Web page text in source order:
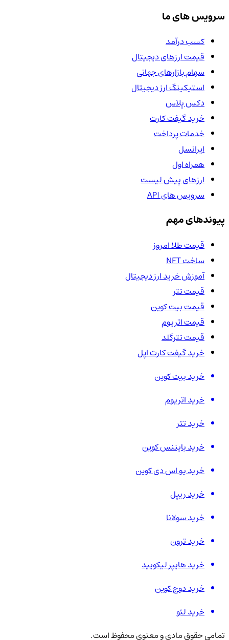
سرویس های ما
کسب درآمد
قیمت ارزهای دیجیتال
سهام بازارهای جهانی
استیکینگ ارز دیجیتال
دکس پلاس
خرید گیفت کارت
خدمات پرداخت
ایرانسل
همراه اول
ارزهای پیش لیست
سرویس های API
پیوندهای مهم
قیمت طلا امروز
ساخت NFT
آموزش خرید ارز دیجیتال
قیمت تتر
قیمت بیت کوین
قیمت اتریوم
قیمت تترگلد
خرید گیفت کارت اپل
خرید بیت کوین
خرید اتریوم
خرید تتر
خرید بایننس کوین
خرید یو اس دی کوین
خرید ریپل
خرید سولانا
خرید ترون
خرید هایپر لیکویید
خرید دوج کوین
خرید لئو
تمامی حقوق مادی و معنوی محفوظ است.